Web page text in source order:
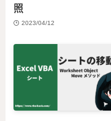
照
2023/04/12